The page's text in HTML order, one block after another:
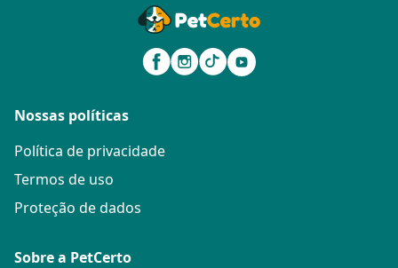
Nossas políticas
Política de privacidade
Termos de uso
Proteção de dados
Sobre a PetCerto